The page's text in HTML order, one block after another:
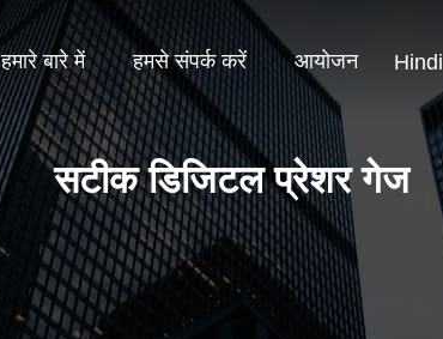
हमारे बारे में हमसे संपर्क करें आयोजन Hindi
सटीक डिजिटल प्रेशर गेज